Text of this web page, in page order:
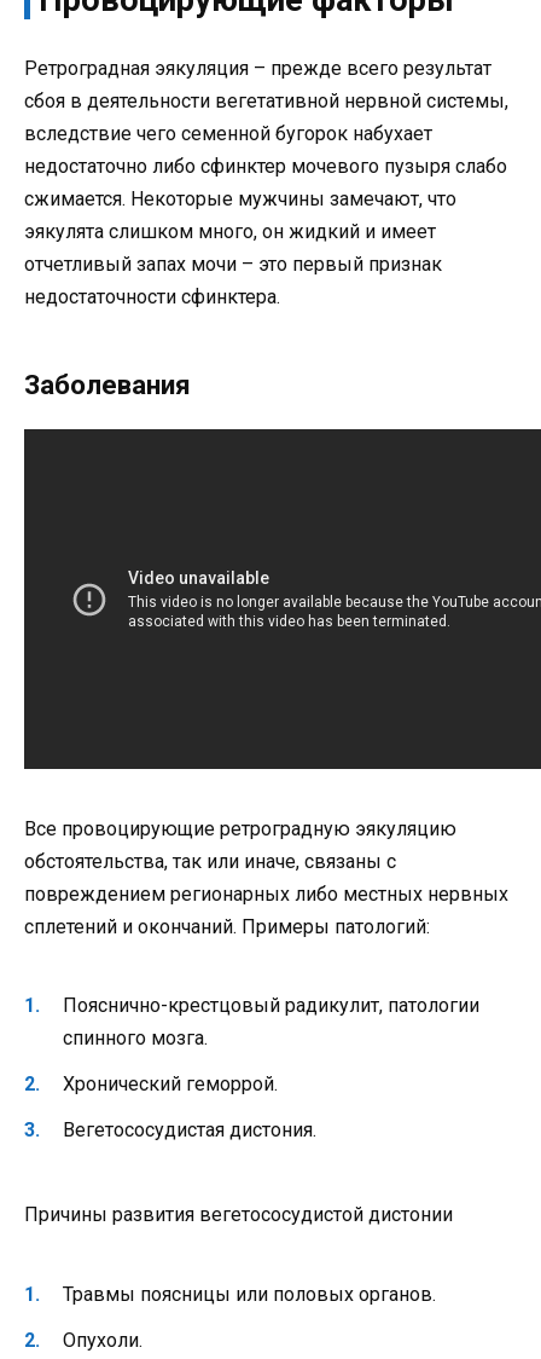
Ретроградная эякуляция – прежде всего результат
сбоя в деятельности вегетативной нервной системы,
вследствие чего семенной бугорок набухает
недостаточно либо сфинктер мочевого пузыря слабо
сжимается. Некоторые мужчины замечают, что
эякулята слишком много, он жидкий и имеет
отчетливый запах мочи – это первый признак
недостаточности сфинктера.
Заболевания
Все провоцирующие ретроградную эякуляцию
обстоятельства, так или иначе, связаны с
повреждением регионарных либо местных нервных
сплетений и окончаний. Примеры патологий:
Пояснично-крестцовый радикулит, патологии
спинного мозга.
Хронический геморрой.
Вегетососудистая дистония.
Причины развития вегетососудистой дистонии
Травмы поясницы или половых органов.
Опухоли.